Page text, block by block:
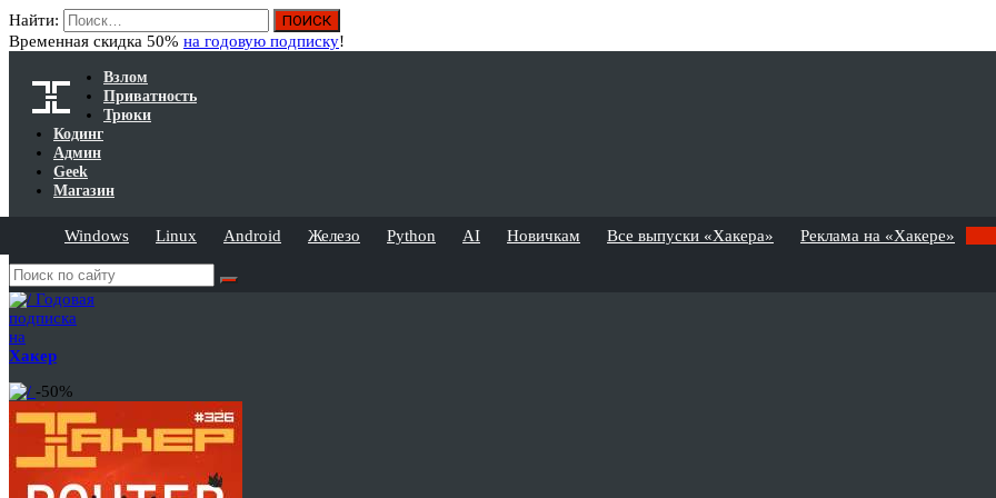
Найти:
Временная скидка 50% на годовую подписку!
Взлом
Приватность
Трюки
Кодинг
Админ
Geek
Магазин
Windows Linux Android Железо Python AI Новичкам Все выпуски «Хакера» Реклама на «Хакере»
Годовая
подписка
на
Хакер
-50%